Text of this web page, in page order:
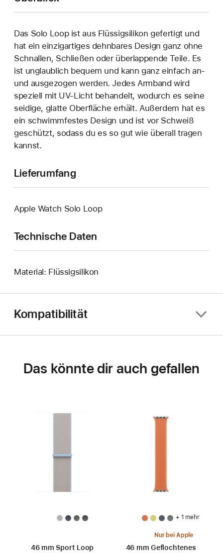
Das Solo Loop ist aus Flüssigsilikon gefertigt und
hat ein einzigartiges dehn­bares Design ganz ohne
Schnallen, Schließen oder überlappende Teile. Es
ist unglaublich bequem und kann ganz einfach an‑
und ausgezogen werden. Jedes Armband wird
speziell mit UV-Licht behandelt, wodurch es seine
seidige, glatte Oberfläche erhält. Außerdem hat es
ein schwimmfestes Design und ist vor Schweiß
geschützt, sodass du es so gut wie überall tragen
kannst.
Lieferumfang
Apple Watch Solo Loop
Technische Daten
Material: Flüssigsilikon
Kompatibilität
Das könnte dir auch gefallen
46 mm Sport Loop
+ 1 mehr
Nur bei Apple
46 mm Geflochtenes